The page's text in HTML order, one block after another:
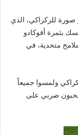
صورة للركراكي، الذي
يبلغ دور الـ16، وهو يمسك بثمرة أفوكادو
متحدية، في
ولمسوا جميعاً
ضربي على